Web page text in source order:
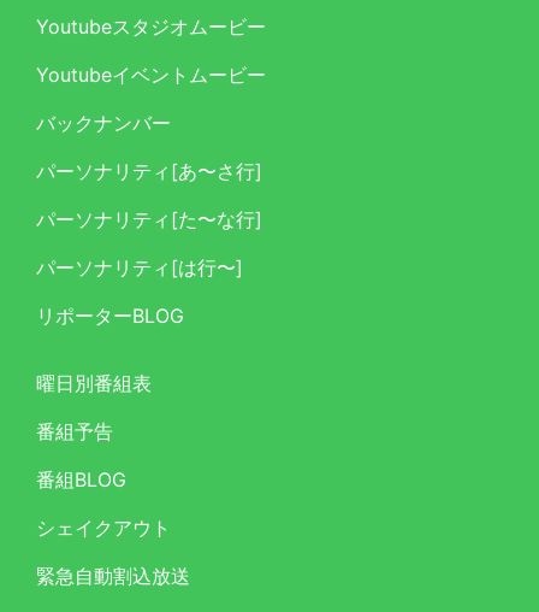
Youtubeスタジオムービー
Youtubeイベントムービー
バックナンバー
パーソナリティ[あ〜さ行]
パーソナリティ[た〜な行]
パーソナリティ[は行〜]
リポーターBLOG
曜日別番組表
番組予告
番組BLOG
シェイクアウト
緊急自動割込放送